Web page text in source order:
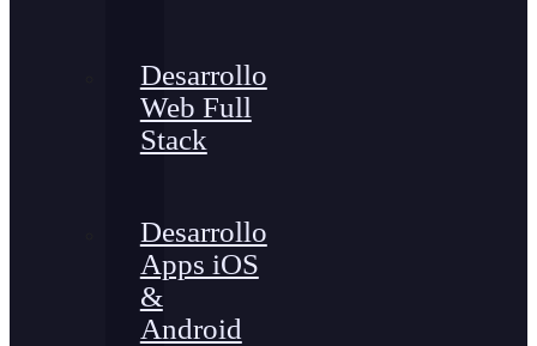
Desarrollo
Web Full
Stack
Desarrollo
Apps iOS
&
Android